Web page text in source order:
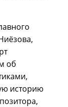
об
историю